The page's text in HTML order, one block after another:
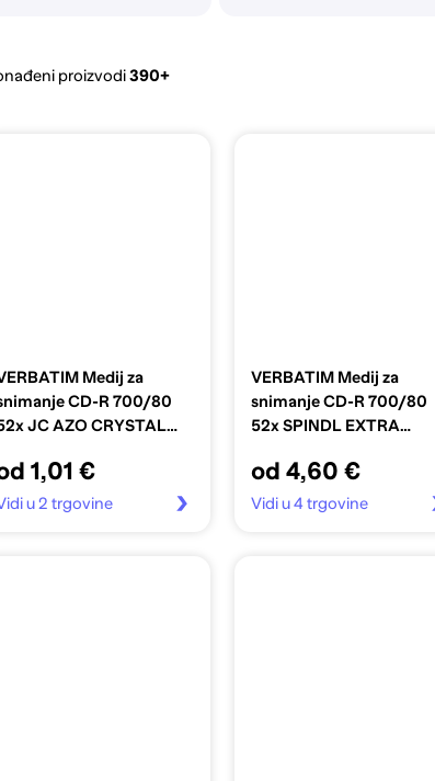
proizvodi390+
Medij za
CD-R 700/80
JC AZO CRYSTAL
1,01 €
u 2 trgovine
VERBATIM Medij za
snimanje CD-R 700/80
52x SPINDL EXTRA
43437
od 4,60 €
Vidi u 4 trgovine